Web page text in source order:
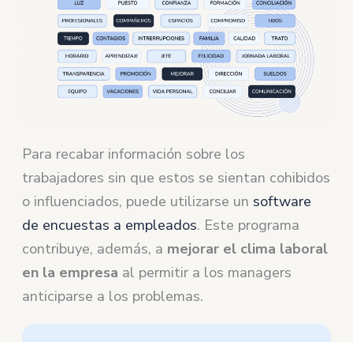
Para recabar información sobre los
trabajadores sin que estos se sientan cohibidos
o influenciados, puede utilizarse un software
de encuestas a empleados. Este programa
contribuye, además, a mejorar el clima laboral
en la empresa al permitir a los managers
anticiparse a los problemas.